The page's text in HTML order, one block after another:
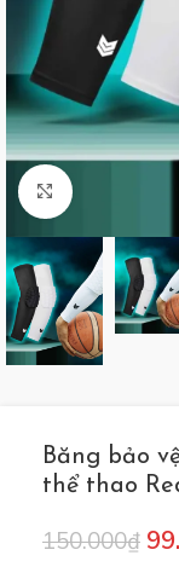
Click to
Băng bảo
thể thao
150.000₫